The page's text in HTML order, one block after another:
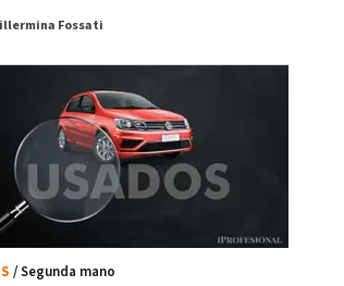
Fossati
/ Segunda mano